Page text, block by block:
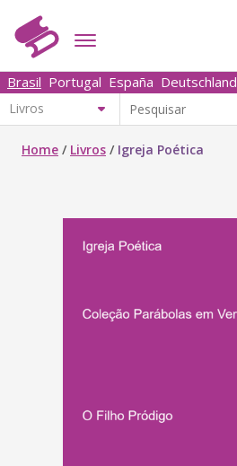
Brasil Portugal España Deutschland
Home / Livros / Igreja Poética